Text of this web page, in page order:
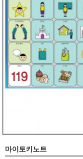
마이토키노트